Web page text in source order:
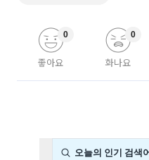
좋아요
0
화나요
0